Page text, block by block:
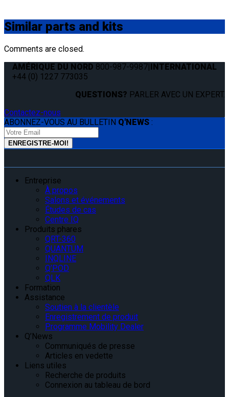
Similar parts and kits
Comments are closed.
AMÉRIQUE DU NORD 800-987-9987|INTERNATIONAL
+44 (0) 1227 773035
QUESTIONS? PARLER AVEC UN EXPERT.
Contactez-nous
ABONNEZ-VOUS AU BULLETIN Q'NEWS :
Entreprise
À propos
Salons et événements
Études de cas
Centre IQ
Produits phares
QRT-360
QUANTUM
INQLINE
Q’POD
QLK
Formation
Assistance
Soutien à la clientèle
Enregistrement de produit
Programme Mobility Dealer
Q’News
Communiqués de presse
Articles en vedette
Liens utiles
Recherche de produits
Connexion au tableau de bord